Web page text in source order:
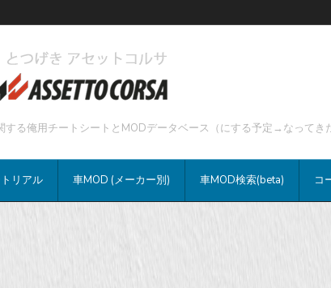
る俺用チートシートとMODデータベース（にする予定→なってき
リアル 車MOD (メーカー別) 車MOD検索(beta) コ